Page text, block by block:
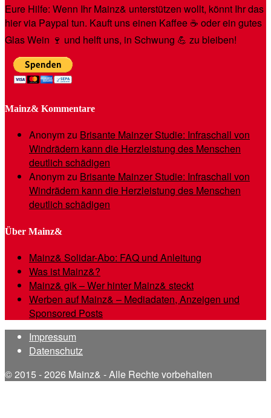
Eure Hilfe: Wenn Ihr Mainz& unterstützen wollt, könnt Ihr das
hier via Paypal tun. Kauft uns einen Kaffee ☕️ oder ein gutes
Glas Wein 🍷 und helft uns, in Schwung 💪 zu bleiben!
Mainz& Kommentare
Anonymzu Brisante Mainzer Studie: Infraschall von
Windrädern kann die Herzleistung des Menschen
deutlich schädigen
Anonymzu Brisante Mainzer Studie: Infraschall von
Windrädern kann die Herzleistung des Menschen
deutlich schädigen
Über Mainz&
Mainz& Solidar-Abo: FAQ und Anleitung
Was ist Mainz&?
Mainz& gik – Wer hinter Mainz& steckt
Werben auf Mainz& – Mediadaten, Anzeigen und
Sponsored Posts
Impressum
Datenschutz
© 2015 - 2026 Mainz& - Alle Rechte vorbehalten